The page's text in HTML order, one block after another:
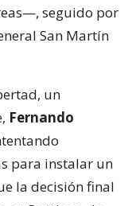
seguido por
San Martín
un
Fernando
para instalar un
la decisión final